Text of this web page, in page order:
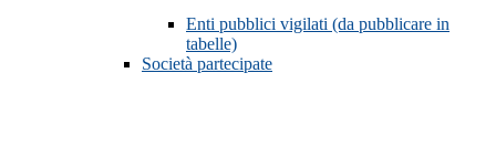
Enti pubblici vigilati (da pubblicare in
tabelle)
Società partecipate